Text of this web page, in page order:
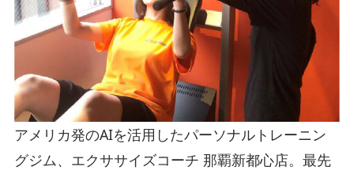
アメリカ発のAIを活用したパーソナルトレーニン
グジム、エクササイズコーチ 那覇新都心店。最先